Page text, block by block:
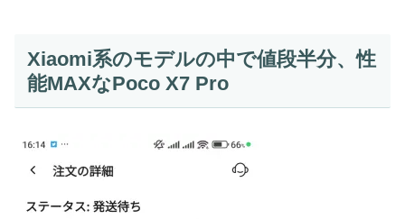
Xiaomi系のモデルの中で値段半分、性
能MAXなPoco X7 Pro